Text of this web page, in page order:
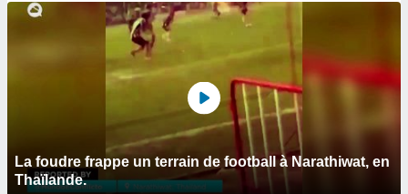
La foudre frappe un terrain de football à Narathiwat, en
Thaïlande.